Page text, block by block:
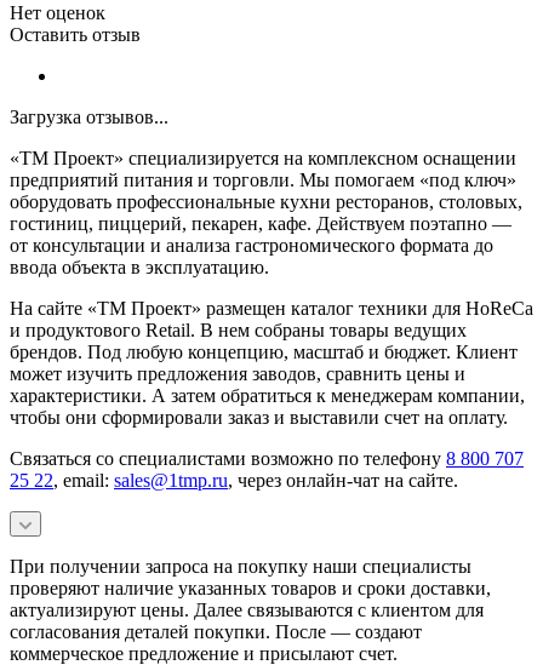
Нет оценок
Оставить отзыв
Загрузка отзывов...
«ТМ Проект» специализируется на комплексном оснащении
предприятий питания и торговли. Мы помогаем «под ключ»
оборудовать профессиональные кухни ресторанов, столовых,
гостиниц, пиццерий, пекарен, кафе. Действуем поэтапно —
от консультации и анализа гастрономического формата до
ввода объекта в эксплуатацию.
На сайте «ТМ Проект» размещен каталог техники для HoReCa
и продуктового Retail. В нем собраны товары ведущих
брендов. Под любую концепцию, масштаб и бюджет. Клиент
может изучить предложения заводов, сравнить цены и
характеристики. А затем обратиться к менеджерам компании,
чтобы они сформировали заказ и выставили счет на оплату.
Связаться со специалистами возможно по телефону 8 800 707
25 22, email: sales@1tmp.ru, через онлайн-чат на сайте.
При получении запроса на покупку наши специалисты
проверяют наличие указанных товаров и сроки доставки,
актуализируют цены. Далее связываются с клиентом для
согласования деталей покупки. После — создают
коммерческое предложение и присылают счет.